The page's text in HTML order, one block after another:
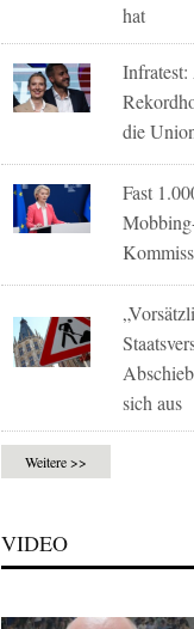
hat
die
Fast
sich aus
Weitere >>
VIDEO